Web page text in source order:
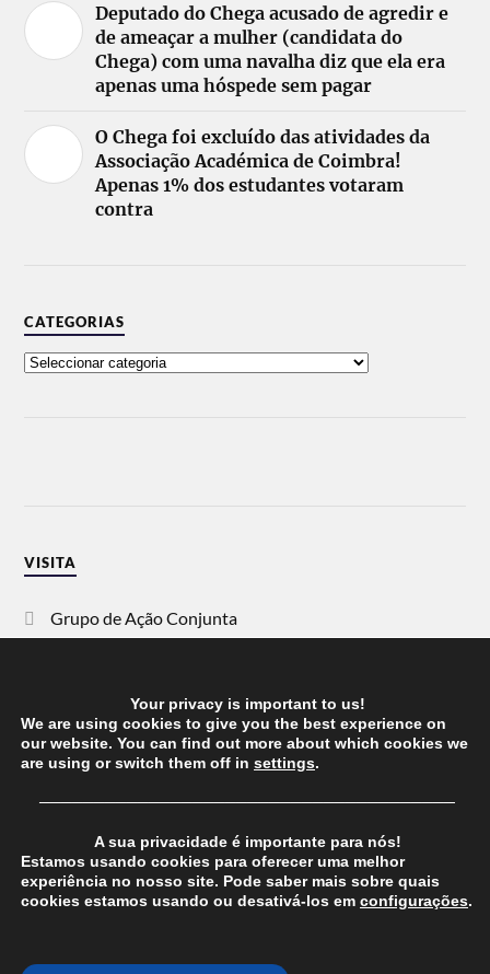
Deputado do Chega acusado de agredir e
de ameaçar a mulher (candidata do
Chega) com uma navalha diz que ela era
apenas uma hóspede sem pagar
O Chega foi excluído das atividades da
Associação Académica de Coimbra!
Apenas 1% dos estudantes votaram
contra
CATEGORIAS
VISITA
Grupo de Ação Conjunta
Vida Justa
dezanove
Your privacy is important to us!
We are using cookies to give you the best experience on
our website. You can find out more about which cookies we
are using or switch them off in settings.
──────────────────────────────────────
A sua privacidade é importante para nós!
Estamos usando cookies para oferecer uma melhor
experiência no nosso site. Pode saber mais sobre quais
cookies estamos usando ou desativá-los em configurações.